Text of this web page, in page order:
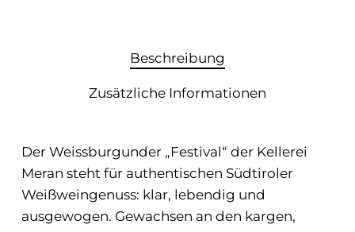
Beschreibung
Zusätzliche Informationen
Der Weissburgunder „Festival“ der Kellerei
Meran steht für authentischen Südtiroler
Weißweingenuss: klar, lebendig und
ausgewogen. Gewachsen an den kargen,